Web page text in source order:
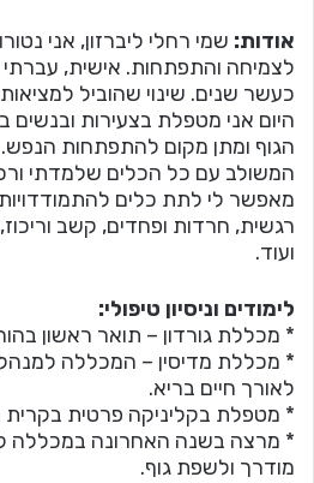
אודות: שמי רחלי ליברזון, אני
לצמיחה והתפתחות. אישית, עברתי
כעשר שנים. שינוי שהוביל
היום אני מטפלת בצעירות ובנשים
הגוף ומתן מקום להתפתחות
המשולב עם כל הכלים שלמדתי
מאפשר לי לתת כלים להתמודדויות
רגשית, חרדות ופחדים, קשב וריכוז,
ועוד.
לימודים וניסיון טיפולי:
* מכללת גורדון – תואר ראשון
* מכללת מדיסין – המכללה
לאורך חיים בריא.
* מטפלת בקליניקה פרטית בקרית
* מרצה בשנה האחרונה במכללה
מודרך ולשפת גוף.